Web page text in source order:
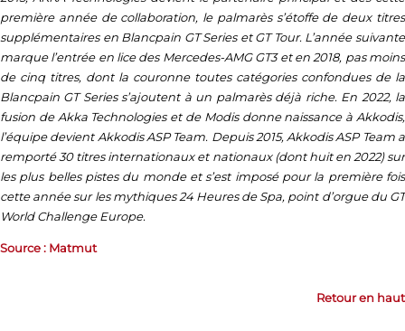
première année de collaboration, le palmarès s’étoffe de deux titres
supplémentaires en Blancpain GT Series et GT Tour. L’année suivante
marque l’entrée en lice des Mercedes-AMG GT3 et en 2018, pas moins
de cinq titres, dont la couronne toutes catégories confondues de la
Blancpain GT Series s’ajoutent à un palmarès déjà riche. En 2022, la
fusion de Akka Technologies et de Modis donne naissance à Akkodis,
l’équipe devient Akkodis ASP Team. Depuis 2015, Akkodis ASP Team a
remporté 30 titres internationaux et nationaux (dont huit en 2022) sur
les plus belles pistes du monde et s’est imposé pour la première fois
cette année sur les mythiques 24 Heures de Spa, point d’orgue du GT
World Challenge Europe.
Source : Matmut
Retour en haut